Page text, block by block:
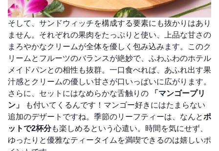
そして、サンドウィッチを構成する要素にも抜かりはあり
ません。それぞれの果肉をたっぷりと使い、上品な甘さの
まろやかなクリームが全体を優しく包み込みます。このク
リームとフルーツのバランスが絶妙で、ふわふわのホテル
メイドパンとの相性も抜群。一口食べれば、あふれ出す果
汁感とクリームの優しい甘さが口いっぱいに広がります。
さらに、セットにはなめらかな舌触りの
「マンゴープリ
ン」
も付いてくるんです！マンゴー好きにはたまらない
追加のデザートですね。季節のリーフティーは、なんとポ
ットで2杯分も楽しめるという心遣い。時間を気にせず、
ゆったりと優雅なティータイムを満喫できるのは嬉しいポ